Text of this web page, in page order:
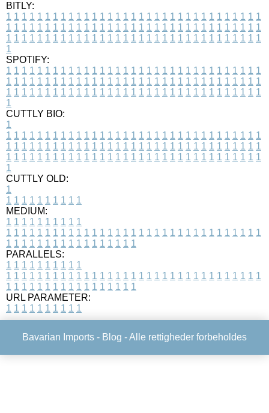
BITLY:
1 1 1 1 1 1 1 1 1 1 1 1 1 1 1 1 1 1 1 1 1 1 1 1 1 1 1 1 1 1 1 1 1
1 1 1 1 1 1 1 1 1 1 1 1 1 1 1 1 1 1 1 1 1 1 1 1 1 1 1 1 1 1 1 1 1
1 1 1 1 1 1 1 1 1 1 1 1 1 1 1 1 1 1 1 1 1 1 1 1 1 1 1 1 1 1 1 1 1
1
SPOTIFY:
1 1 1 1 1 1 1 1 1 1 1 1 1 1 1 1 1 1 1 1 1 1 1 1 1 1 1 1 1 1 1 1 1
1 1 1 1 1 1 1 1 1 1 1 1 1 1 1 1 1 1 1 1 1 1 1 1 1 1 1 1 1 1 1 1 1
1 1 1 1 1 1 1 1 1 1 1 1 1 1 1 1 1 1 1 1 1 1 1 1 1 1 1 1 1 1 1 1 1
1
CUTTLY BIO:
1
1 1 1 1 1 1 1 1 1 1 1 1 1 1 1 1 1 1 1 1 1 1 1 1 1 1 1 1 1 1 1 1 1
1 1 1 1 1 1 1 1 1 1 1 1 1 1 1 1 1 1 1 1 1 1 1 1 1 1 1 1 1 1 1 1 1
1 1 1 1 1 1 1 1 1 1 1 1 1 1 1 1 1 1 1 1 1 1 1 1 1 1 1 1 1 1 1 1 1
1
CUTTLY OLD:
1
1 1 1 1 1 1 1 1 1 1
MEDIUM:
1 1 1 1 1 1 1 1 1 1
1 1 1 1 1 1 1 1 1 1 1 1 1 1 1 1 1 1 1 1 1 1 1 1 1 1 1 1 1 1 1 1 1
1 1 1 1 1 1 1 1 1 1 1 1 1 1 1 1 1
PARALLELS:
1 1 1 1 1 1 1 1 1 1
1 1 1 1 1 1 1 1 1 1 1 1 1 1 1 1 1 1 1 1 1 1 1 1 1 1 1 1 1 1 1 1 1
1 1 1 1 1 1 1 1 1 1 1 1 1 1 1 1 1
URL PARAMETER:
1 1 1 1 1 1 1 1 1 1
Bavarian Imports - Blog - Alle rettigheder forbeholdes